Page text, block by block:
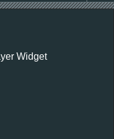
Widget